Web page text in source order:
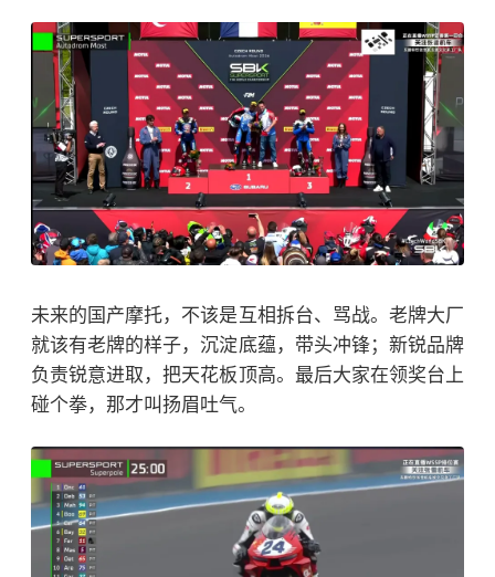
未来的国产摩托，不该是互相拆台、骂战。老牌大厂
就该有老牌的样子，沉淀底蕴，带头冲锋；新锐品牌
负责锐意进取，把天花板顶高。最后大家在领奖台上
碰个拳，那才叫扬眉吐气。